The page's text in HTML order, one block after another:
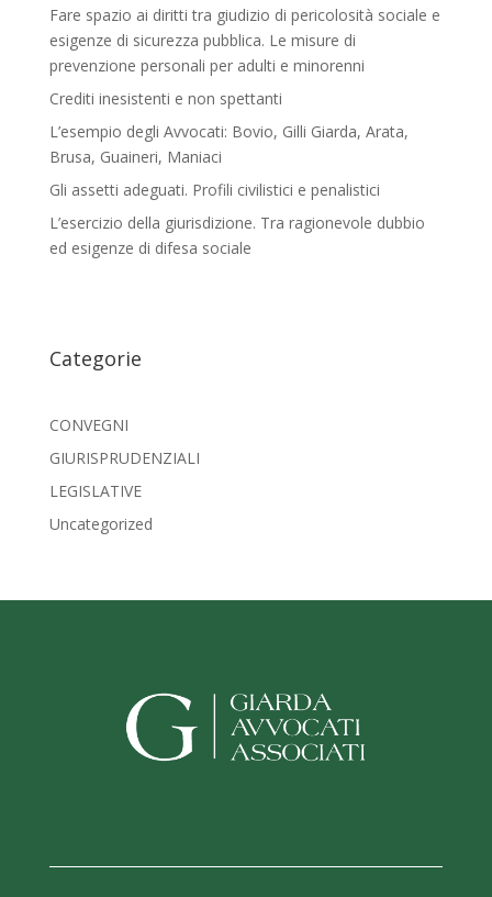
Fare spazio ai diritti tra giudizio di pericolosità sociale e
esigenze di sicurezza pubblica. Le misure di
prevenzione personali per adulti e minorenni
Crediti inesistenti e non spettanti
L’esempio degli Avvocati: Bovio, Gilli Giarda, Arata,
Brusa, Guaineri, Maniaci
Gli assetti adeguati. Profili civilistici e penalistici
L’esercizio della giurisdizione. Tra ragionevole dubbio
ed esigenze di difesa sociale
Categorie
CONVEGNI
GIURISPRUDENZIALI
LEGISLATIVE
Uncategorized